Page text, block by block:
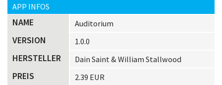
APP INFOS
NAME Auditorium
VERSION 1.0.0
HERSTELLER Dain Saint & William Stallwood
PREIS 2.39 EUR